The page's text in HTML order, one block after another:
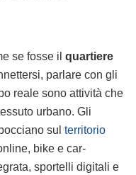
se fosse il quartiere
parlare con gli
reale sono attività che
urbano. Gli
sul territorio
bike e car-
sportelli digitali e